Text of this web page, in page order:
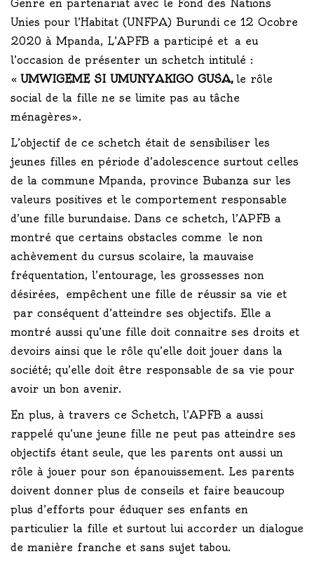
Genre en partenariat avec le Fond des Nations
Unies pour l’Habitat (UNFPA) Burundi ce 12 Ocobre
2020 à Mpanda, L’APFB a participé et a eu
l’occasion de présenter un schetch intitulé :
« UMWIGEME SI UMUNYAKIGO GUSA, le rôle
social de la fille ne se limite pas au tâche
ménagères».
L’objectif de ce schetch était de sensibiliser les
jeunes filles en période d’adolescence surtout celles
de la commune Mpanda, province Bubanza sur les
valeurs positives et le comportement responsable
d’une fille burundaise. Dans ce schetch, l’APFB a
montré que certains obstacles comme le non
achèvement du cursus scolaire, la mauvaise
fréquentation, l’entourage, les grossesses non
désirées, empêchent une fille de réussir sa vie et
par conséquent d’atteindre ses objectifs. Elle a
montré aussi qu’une fille doit connaitre ses droits et
devoirs ainsi que le rôle qu’elle doit jouer dans la
société; qu’elle doit être responsable de sa vie pour
avoir un bon avenir.
En plus, à travers ce Schetch, l’APFB a aussi
rappelé qu’une jeune fille ne peut pas atteindre ses
objectifs étant seule, que les parents ont aussi un
rôle à jouer pour son épanouissement. Les parents
doivent donner plus de conseils et faire beaucoup
plus d’efforts pour éduquer ses enfants en
particulier la fille et surtout lui accorder un dialogue
de manière franche et sans sujet tabou.